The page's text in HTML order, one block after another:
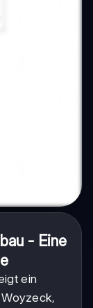
- Eine
ein